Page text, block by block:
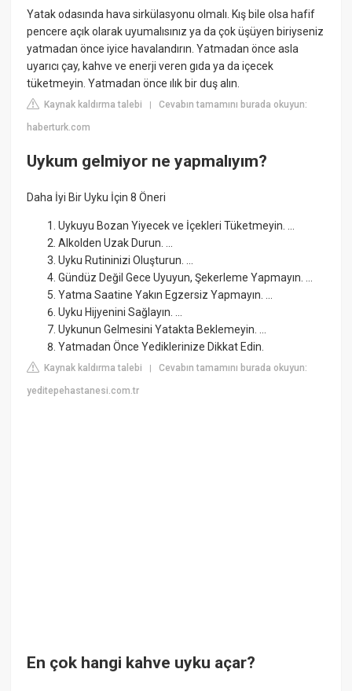
Yatak odasında hava sirkülasyonu olmalı. Kış bile olsa hafif
pencere açık olarak uyumalısınız ya da çok üşüyen biriyseniz
yatmadan önce iyice havalandırın. Yatmadan önce asla
uyarıcı çay, kahve ve enerji veren gıda ya da içecek
tüketmeyin. Yatmadan önce ılık bir duş alın.
Kaynak kaldırma talebi |Cevabın tamamını burada okuyun:
haberturk.com
Uykum gelmiyor ne yapmalıyım?
Daha İyi Bir Uyku İçin 8 Öneri
Uykuyu Bozan Yiyecek ve İçekleri Tüketmeyin. ...
Alkolden Uzak Durun. ...
Uyku Rutininizi Oluşturun. ...
Gündüz Değil Gece Uyuyun, Şekerleme Yapmayın. ...
Yatma Saatine Yakın Egzersiz Yapmayın. ...
Uyku Hijyenini Sağlayın. ...
Uykunun Gelmesini Yatakta Beklemeyin. ...
Yatmadan Önce Yediklerinize Dikkat Edin.
Kaynak kaldırma talebi |Cevabın tamamını burada okuyun:
yeditepehastanesi.com.tr
En çok hangi kahve uyku açar?